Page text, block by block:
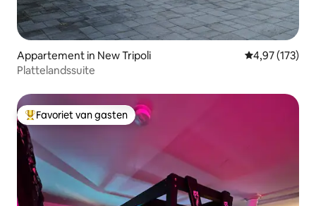
Appartement in New Tripoli Gemiddelde
4,97 (173)
Plattelandssuite
Topfavoriet van gasten
Favoriet van gasten